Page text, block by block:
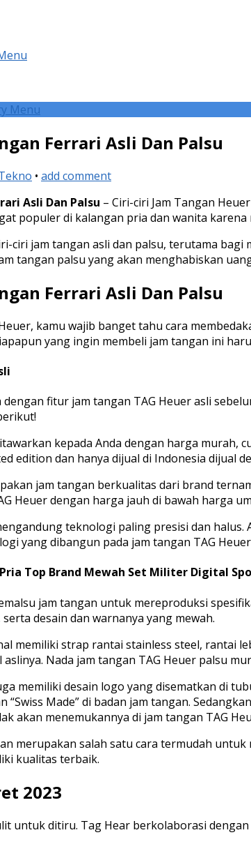
Menu
Ferrari Asli Dan Palsu
• add comment
Asli Dan Palsu – Ciri-ciri Jam Tangan
populer di kalangan pria dan wanita
ciri jam tangan asli dan palsu, terutama
tangan palsu yang akan menghabiskan
Ferrari Asli Dan Palsu
kamu wajib banget tahu cara
yang ingin membeli jam tangan ini
fitur jam tangan TAG Heuer asli
kepada Anda dengan harga murah,
edition dan hanya dijual di Indonesia dijual
jam tangan berkualitas dari brand
Heuer dengan harga jauh di bawah harga
teknologi paling presisi dan
yang dibangun pada jam tangan TAG
Pria Top Brand Mewah Set Militer Digital
jam tangan untuk mereproduksi
desain dan warnanya yang mewah.
memiliki strap rantai stainless steel, rantai
Nada jam tangan TAG Heuer palsu
memiliki desain logo yang disematkan di
“Swiss Made” di badan jam tangan.
akan menemukannya di jam tangan TAG
merupakan salah satu cara termudah
kualitas terbaik.
2023
untuk ditiru. Tag Hear berkolaborasi